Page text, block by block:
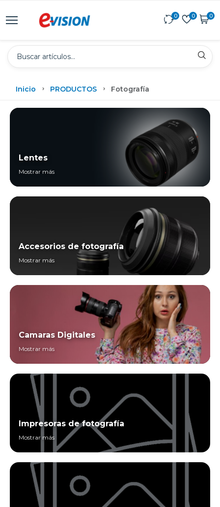
0 0 0
Inicio PRODUCTOS Fotografía
Lentes
Mostrar más
Accesorios de fotografía
Mostrar más
Camaras Digitales
Mostrar más
Impresoras de fotografía
Mostrar más